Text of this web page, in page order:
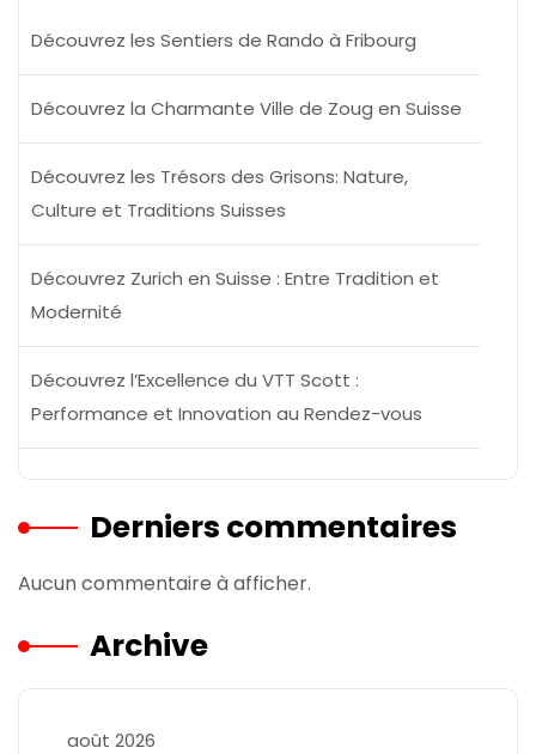
Découvrez les Sentiers de Rando à Fribourg
Découvrez la Charmante Ville de Zoug en Suisse
Découvrez les Trésors des Grisons: Nature,
Culture et Traditions Suisses
Découvrez Zurich en Suisse : Entre Tradition et
Modernité
Découvrez l’Excellence du VTT Scott :
Performance et Innovation au Rendez-vous
Derniers commentaires
Aucun commentaire à afficher.
Archive
août 2026